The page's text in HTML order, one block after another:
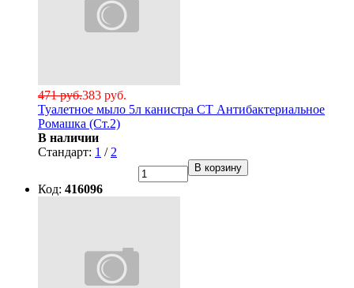
383 руб.
471 руб.
Туалетное мыло 5л канистра СТ Антибактериальное
Ромашка (Ст.2)
В наличии
Стандарт: 1 / 2
В корзину
Код: 416096